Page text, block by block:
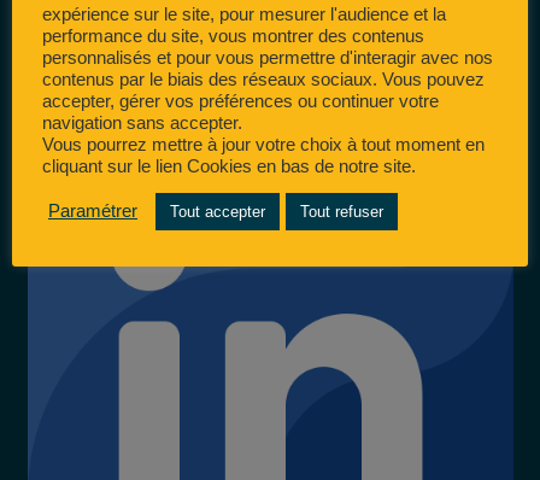
expérience sur le site, pour mesurer l'audience et la
performance du site, vous montrer des contenus
personnalisés et pour vous permettre d'interagir avec nos
contenus par le biais des réseaux sociaux. Vous pouvez
accepter, gérer vos préférences ou continuer votre
navigation sans accepter.
Vous pourrez mettre à jour votre choix à tout moment en
cliquant sur le lien Cookies en bas de notre site.
Paramétrer Tout accepter Tout refuser